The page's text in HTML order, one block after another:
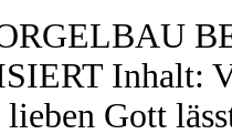
Inhalt:
Gott